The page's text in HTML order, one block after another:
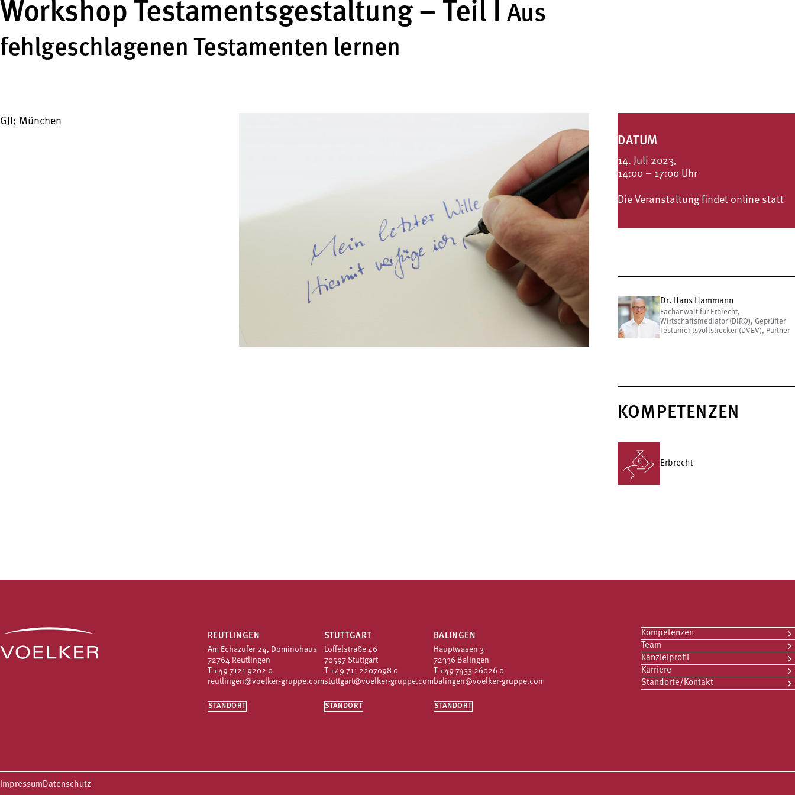
Workshop Testamentsgestaltung – Teil I Aus
fehlgeschlagenen Testamenten lernen
GJI; München
DATUM
14. Juli 2023,
14:00 – 17:00 Uhr
Die Veranstaltung findet online statt
Dr. Hans Hammann
Fachanwalt für Erbrecht,
Wirtschaftsmediator (DIRO), Geprüfter
Testamentsvollstrecker (DVEV), Partner
KOMPETENZEN
Erbrecht
REUTLINGEN
Am Echazufer 24, Dominohaus
72764 Reutlingen
T +49 7121 9202 0
reutlingen@voelker-gruppe.com
STANDORT
STUTTGART
Löffelstraße 46
70597 Stuttgart
T +49 711 2207098 0
stuttgart@voelker-gruppe.com
STANDORT
BALINGEN
Hauptwasen 3
72336 Balingen
T +49 7433 26026 0
balingen@voelker-gruppe.com
STANDORT
Kompetenzen
Team
Kanzleiprofil
Karriere
Standorte/Kontakt
ImpressumDatenschutz